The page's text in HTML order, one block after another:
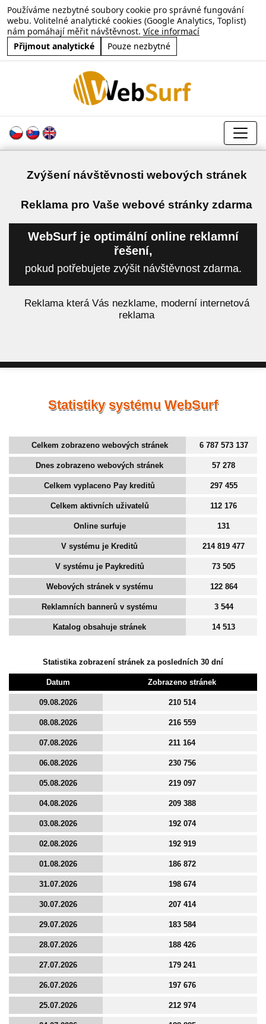
Používáme nezbytné soubory cookie pro správné fungování
webu. Volitelné analytické cookies (Google Analytics, Toplist)
nám pomáhají měřit návštěvnost. Více informací
Přijmout analytické
Pouze nezbytné
Zvýšení návštěvnosti webových stránek
Reklama pro Vaše webové stránky zdarma
WebSurf je optimální online reklamní
řešení,
pokud potřebujete zvýšit návštěvnost zdarma.
Reklama která Vás nezklame, moderní internetová
reklama
Statistiky systému WebSurf
Celkem zobrazeno webových stránek 6 787 573 137
Dnes zobrazeno webových stránek 57 278
Celkem vyplaceno Pay kreditů 297 455
Celkem aktivních uživatelů 112 176
Online surfuje 131
V systému je Kreditů 214 819 477
V systému je Paykreditů 73 505
Webových stránek v systému 122 864
Reklamních bannerů v systému 3 544
Katalog obsahuje stránek 14 513
Statistika zobrazení stránek za posledních 30 dní
Datum Zobrazeno stránek
09.08.2026 210 514
08.08.2026 216 559
07.08.2026 211 164
06.08.2026 230 756
05.08.2026 219 097
04.08.2026 209 388
03.08.2026 192 074
02.08.2026 192 919
01.08.2026 186 872
31.07.2026 198 674
30.07.2026 207 414
29.07.2026 183 584
28.07.2026 188 426
27.07.2026 179 241
26.07.2026 197 676
25.07.2026 212 974